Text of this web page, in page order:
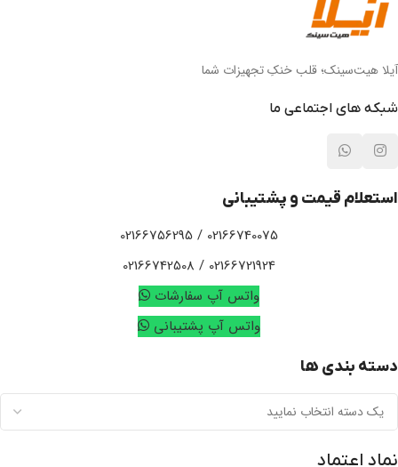
آیلا هیت‌سینک؛ قلب خنکِ تجهیزات شما
شبکه های اجتماعی ما
استعلام قیمت و پشتیبانی
02166740075 / 02166756295
02166721924 / 02166742508
واتس آپ سفارشات
واتس آپ پشتیبانی
دسته بندی ها
نماد اعتماد